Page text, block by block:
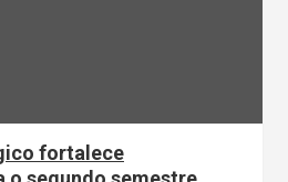
fortalece